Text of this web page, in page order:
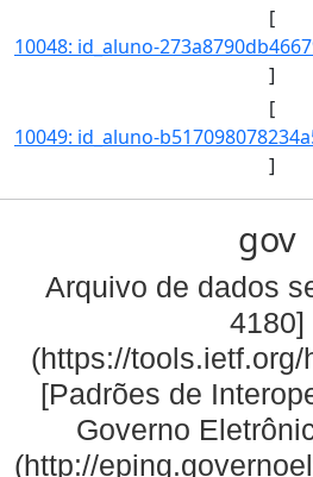
[
]
[
]
gov
Arquivo de dados
4180]
(https://
[Padrões de
Governo
(http://